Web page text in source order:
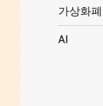
가상화폐
AI